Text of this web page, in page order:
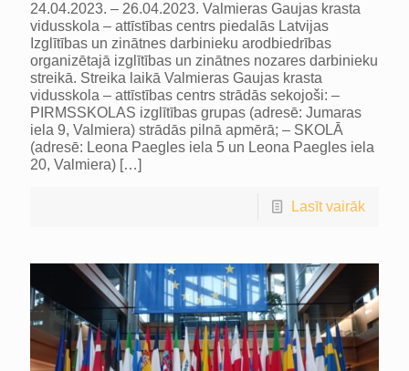
24.04.2023. – 26.04.2023. Valmieras Gaujas krasta
vidusskola – attīstības centrs piedalās Latvijas
Izglītības un zinātnes darbinieku arodbiedrības
organizētajā izglītības un zinātnes nozares darbinieku
streikā. Streika laikā Valmieras Gaujas krasta
vidusskola – attīstības centrs strādās sekojoši: –
PIRMSSKOLAS izglītības grupas (adresē: Jumaras
iela 9, Valmiera) strādās pilnā apmērā; – SKOLĀ
(adresē: Leona Paegles iela 5 un Leona Paegles iela
20, Valmiera) […]
Lasīt vairāk